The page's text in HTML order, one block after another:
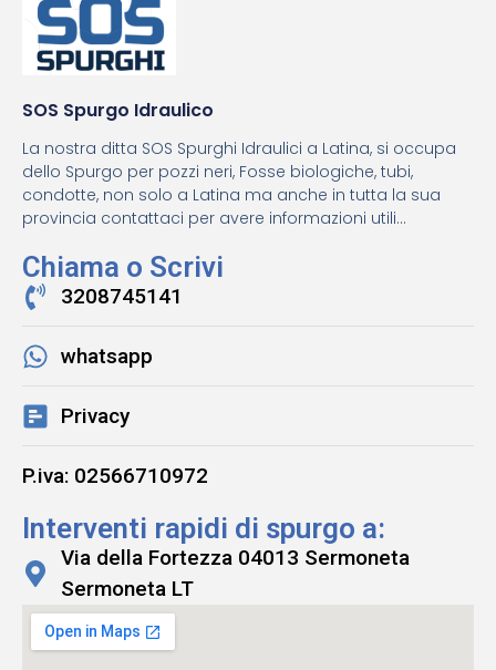
SOS Spurgo Idraulico
La nostra ditta SOS Spurghi Idraulici a Latina, si occupa
dello Spurgo per pozzi neri, Fosse biologiche, tubi,
condotte, non solo a Latina ma anche in tutta la sua
provincia contattaci per avere informazioni utili...
Chiama o Scrivi
3208745141
whatsapp
Privacy
P.iva: 02566710972
Interventi rapidi di spurgo a:
Via della Fortezza 04013 Sermoneta
Sermoneta LT